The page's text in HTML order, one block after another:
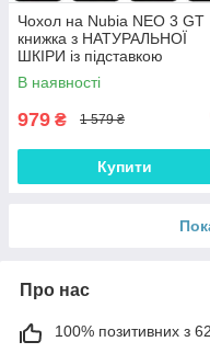
Чохол на Nubia NEO 3 GT
книжка з НАТУРАЛЬНОЇ
ШКІРИ із підставкою
візитницею протиударний
магнітний "BULL"
В наявності
979 ₴ 1 579 ₴
Купити
Про нас
100% позитивних з